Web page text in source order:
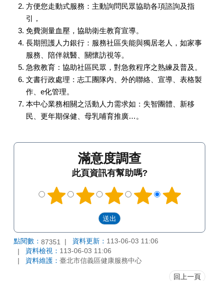
方便您走動式服務：主動詢問民眾協助各項諮詢及指
引，
免費測量血壓，協助衛生教育宣導。
長期照護人力銀行：服務社區失能與獨居老人，如家事
服務、陪伴就醫、關懷訪視等。
急救教育：協助社區民眾，對急救程序之熟練及普及。
文書行政處理：志工團隊內、外的聯絡、宣導、表格製
作、e化管理。
本中心業務相關之活動人力需求如：失智團體、新移
民、更年期保健、母乳哺育推廣…。
滿意度調查
此頁資訊有幫助嗎?
點閱數： 87351 資料更新： 113-06-03 11:06
資料檢視： 113-06-03 11:06
資料維護： 臺北市信義區健康服務中心
回上一頁